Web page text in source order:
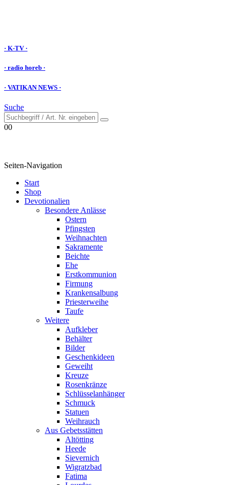
· K-TV ·
· radio horeb ·
· VATIKAN NEWS ·
Suche
00
Seiten-Navigation
Start
Shop
Devotionalien
Besondere Anlässe
Ostern
Pfingsten
Weihnachten
Sakramente
Beichte
Ehe
Erstkommunion
Firmung
Krankensalbung
Priesterweihe
Taufe
Weitere
Aufkleber
Behälter
Bilder
Geschenkideen
Geweiht
Kreuze
Rosenkränze
Schlüsselanhänger
Schmuck
Statuen
Weihrauch
Aus Gebetsstätten
Altötting
Heede
Sievernich
Wigratzbad
Fatima